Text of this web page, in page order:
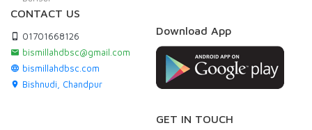
CONTACT US
01701668126
bismillahdbsc@gmail.com
bismillahdbsc.com
Bishnudi, Chandpur
Download App
GET IN TOUCH